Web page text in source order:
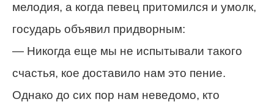
мелодия, а когда певец притомился и умолк,
государь объявил придворным:
— Никогда еще мы не испытывали такого
счастья, кое доставило нам это пение.
Однако до сих пор нам неведомо, кто